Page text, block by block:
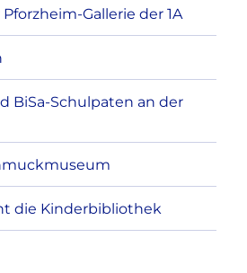
Gallerie der 1A
BiSa-Schulpaten an der
die Kinderbibliothek